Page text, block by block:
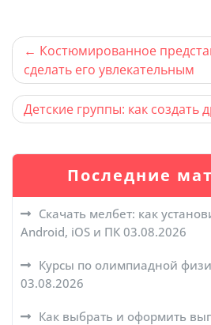
Навигация
по
записям
Костюмированное
сделать его увлекательным
Детские группы: как создать
Последние
Скачать мелбет: как
Android, iOS и ПК 03.08.2026
Курсы по олимпиадной
03.08.2026
Как выбрать и оформить